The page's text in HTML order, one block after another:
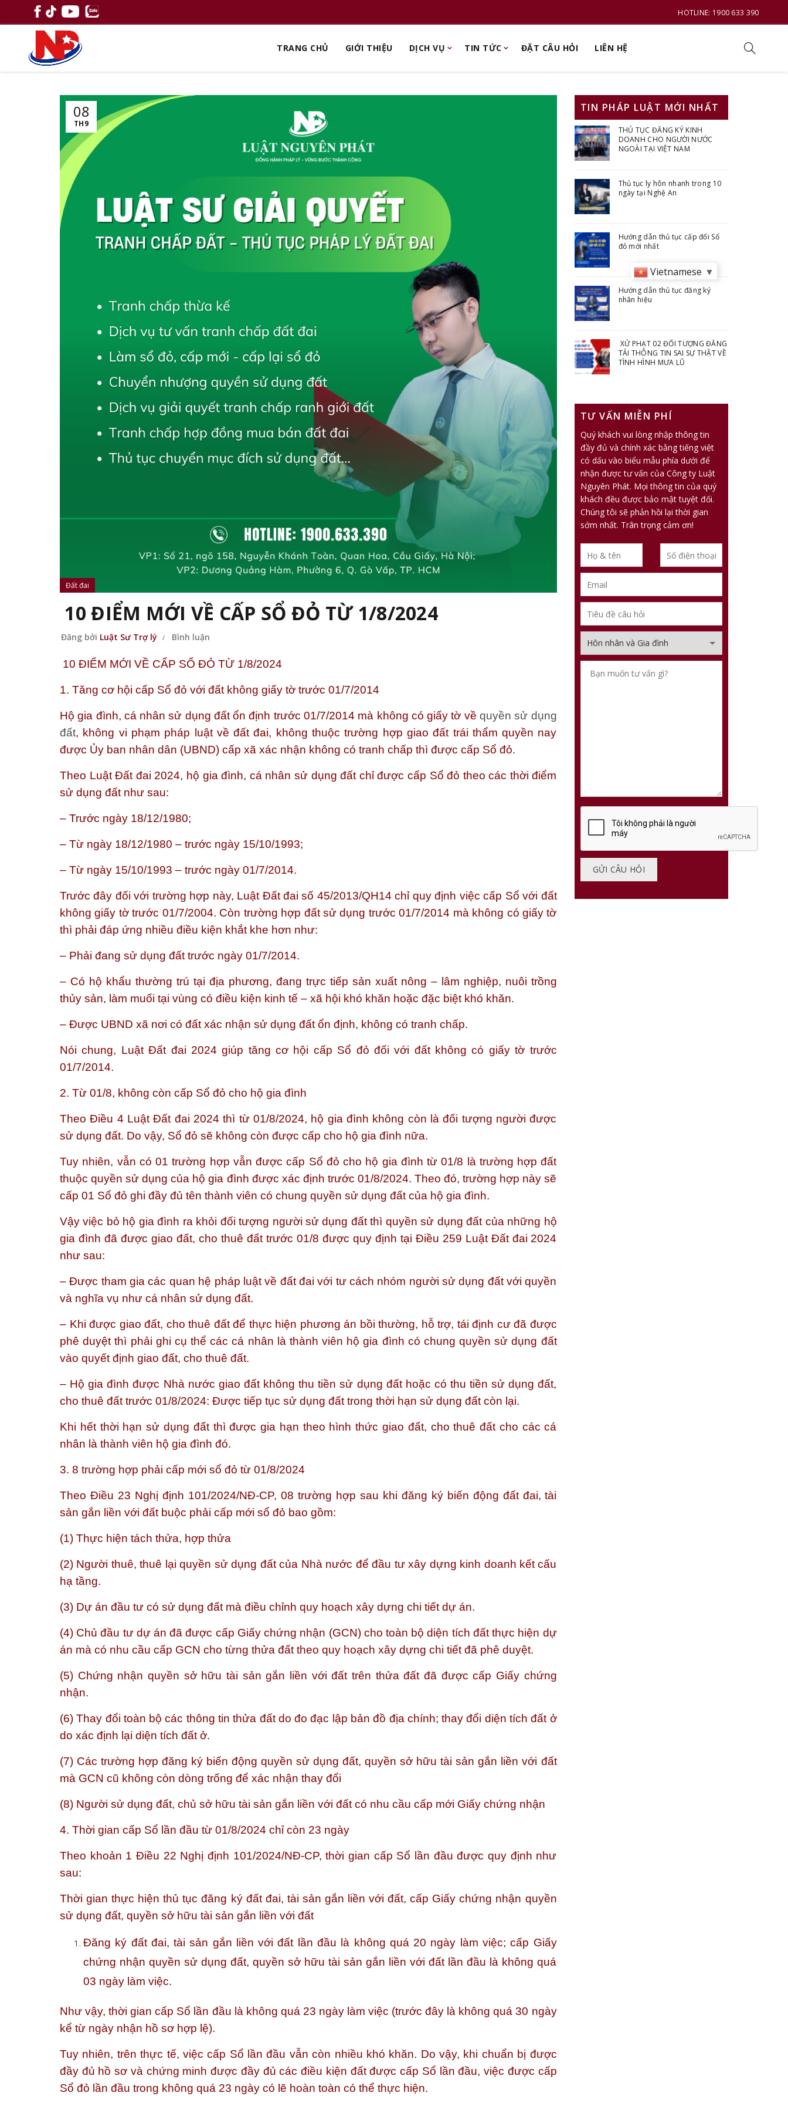
HOTLINE: 1900 633 390
TRANG CHỦ GIỚI THIỆU DỊCH VỤ TIN TỨC ĐẶT CÂU HỎI LIÊN HỆ
08
TH9
Đất đai
10 ĐIỂM MỚI VỀ CẤP SỔ ĐỎ TỪ 1/8/2024
Đăng bởi Luật Sư Trợ lý Bình luận
10 ĐIỂM MỚI VỀ CẤP SỔ ĐỎ TỪ 1/8/2024
1. Tăng cơ hội cấp Sổ đỏ với đất không giấy tờ trước 01/7/2014
Hộ gia đình, cá nhân sử dụng đất ổn định trước 01/7/2014 mà không có giấy tờ về quyền sử dụng
đất, không vi phạm pháp luật về đất đai, không thuộc trường hợp giao đất trái thẩm quyền nay
được Ủy ban nhân dân (UBND) cấp xã xác nhận không có tranh chấp thì được cấp Sổ đỏ.
Theo Luật Đất đai 2024, hộ gia đình, cá nhân sử dụng đất chỉ được cấp Sổ đỏ theo các thời điểm
sử dụng đất như sau:
– Trước ngày 18/12/1980;
– Từ ngày 18/12/1980 – trước ngày 15/10/1993;
– Từ ngày 15/10/1993 – trước ngày 01/7/2014.
Trước đây đối với trường hợp này, Luật Đất đai số 45/2013/QH14 chỉ quy định việc cấp Sổ với đất
không giấy tờ trước 01/7/2004. Còn trường hợp đất sử dụng trước 01/7/2014 mà không có giấy tờ
thì phải đáp ứng nhiều điều kiện khắt khe hơn như:
– Phải đang sử dụng đất trước ngày 01/7/2014.
– Có hộ khẩu thường trú tại địa phương, đang trực tiếp sản xuất nông – lâm nghiệp, nuôi trồng
thủy sản, làm muối tại vùng có điều kiện kinh tế – xã hội khó khăn hoặc đặc biệt khó khăn.
– Được UBND xã nơi có đất xác nhận sử dụng đất ổn định, không có tranh chấp.
Nói chung, Luật Đất đai 2024 giúp tăng cơ hội cấp Sổ đỏ đối với đất không có giấy tờ trước
01/7/2014.
2. Từ 01/8, không còn cấp Sổ đỏ cho hộ gia đình
Theo Điều 4 Luật Đất đai 2024 thì từ 01/8/2024, hộ gia đình không còn là đối tượng người được
sử dụng đất. Do vậy, Sổ đỏ sẽ không còn được cấp cho hộ gia đình nữa.
Tuy nhiên, vẫn có 01 trường hợp vẫn được cấp Sổ đỏ cho hộ gia đình từ 01/8 là trường hợp đất
thuộc quyền sử dụng của hộ gia đình được xác định trước 01/8/2024. Theo đó, trường hợp này sẽ
cấp 01 Sổ đỏ ghi đầy đủ tên thành viên có chung quyền sử dụng đất của hộ gia đình.
Vậy việc bỏ hộ gia đình ra khỏi đối tượng người sử dụng đất thì quyền sử dụng đất của những hộ
gia đình đã được giao đất, cho thuê đất trước 01/8 được quy định tại Điều 259 Luật Đất đai 2024
như sau:
– Được tham gia các quan hệ pháp luật về đất đai với tư cách nhóm người sử dụng đất với quyền
và nghĩa vụ như cá nhân sử dụng đất.
– Khi được giao đất, cho thuê đất để thực hiện phương án bồi thường, hỗ trợ, tái định cư đã được
phê duyệt thì phải ghi cụ thể các cá nhân là thành viên hộ gia đình có chung quyền sử dụng đất
vào quyết định giao đất, cho thuê đất.
– Hộ gia đình được Nhà nước giao đất không thu tiền sử dụng đất hoặc có thu tiền sử dụng đất,
cho thuê đất trước 01/8/2024: Được tiếp tục sử dụng đất trong thời hạn sử dụng đất còn lại.
Khi hết thời hạn sử dụng đất thì được gia hạn theo hình thức giao đất, cho thuê đất cho các cá
nhân là thành viên hộ gia đình đó.
3. 8 trường hợp phải cấp mới sổ đỏ từ 01/8/2024
Theo Điều 23 Nghị định 101/2024/NĐ-CP, 08 trường hợp sau khi đăng ký biến động đất đai, tài
sản gắn liền với đất buộc phải cấp mới sổ đỏ bao gồm:
(1) Thực hiện tách thửa, hợp thửa
(2) Người thuê, thuê lại quyền sử dụng đất của Nhà nước để đầu tư xây dựng kinh doanh kết cấu
hạ tầng.
(3) Dự án đầu tư có sử dụng đất mà điều chỉnh quy hoạch xây dựng chi tiết dự án.
(4) Chủ đầu tư dự án đã được cấp Giấy chứng nhận (GCN) cho toàn bộ diện tích đất thực hiện dự
án mà có nhu cầu cấp GCN cho từng thửa đất theo quy hoạch xây dựng chi tiết đã phê duyệt.
(5) Chứng nhận quyền sở hữu tài sản gắn liền với đất trên thửa đất đã được cấp Giấy chứng
nhận.
(6) Thay đổi toàn bộ các thông tin thửa đất do đo đạc lập bản đồ địa chính; thay đổi diện tích đất ở
do xác định lại diện tích đất ở.
(7) Các trường hợp đăng ký biến động quyền sử dụng đất, quyền sở hữu tài sản gắn liền với đất
mà GCN cũ không còn dòng trống để xác nhận thay đổi
(8) Người sử dụng đất, chủ sở hữu tài sản gắn liền với đất có nhu cầu cấp mới Giấy chứng nhận
4. Thời gian cấp Sổ lần đầu từ 01/8/2024 chỉ còn 23 ngày
Theo khoản 1 Điều 22 Nghị định 101/2024/NĐ-CP, thời gian cấp Sổ lần đầu được quy định như
sau:
Thời gian thực hiện thủ tục đăng ký đất đai, tài sản gắn liền với đất, cấp Giấy chứng nhận quyền
sử dụng đất, quyền sở hữu tài sản gắn liền với đất
Đăng ký đất đai, tài sản gắn liền với đất lần đầu là không quá 20 ngày làm việc; cấp Giấy
chứng nhận quyền sử dụng đất, quyền sở hữu tài sản gắn liền với đất lần đầu là không quá
03 ngày làm việc.
Như vậy, thời gian cấp Sổ lần đầu là không quá 23 ngày làm việc (trước đây là không quá 30 ngày
kể từ ngày nhận hồ sơ hợp lệ).
Tuy nhiên, trên thực tế, việc cấp Sổ lần đầu vẫn còn nhiều khó khăn. Do vậy, khi chuẩn bị được
đầy đủ hồ sơ và chứng minh được đầy đủ các điều kiện đất được cấp Sổ lần đầu, việc được cấp
Sổ đỏ lần đầu trong không quá 23 ngày có lẽ hoàn toàn có thể thực hiện.
TIN PHÁP LUẬT MỚI NHẤT
THỦ TỤC ĐĂNG KÝ KINH
DOANH CHO NGƯỜI NƯỚC
NGOÀI TẠI VIỆT NAM
Thủ tục ly hôn nhanh trong 10
ngày tại Nghệ An
Hướng dẫn thủ tục cấp đổi Sổ
đỏ mới nhất
Hướng dẫn thủ tục đăng ký
nhãn hiệu
XỬ PHẠT 02 ĐỐI TƯỢNG ĐĂNG
TẢI THÔNG TIN SAI SỰ THẬT VỀ
TÌNH HÌNH MƯA LŨ
TƯ VẤN MIỄN PHÍ
Quý khách vui lòng nhập thông tin
đầy đủ và chính xác bằng tiếng việt
có dấu vào biểu mẫu phía dưới để
nhận được tư vấn của Công ty Luật
Nguyên Phát. Mọi thông tin của quý
khách đều được bảo mật tuyệt đối.
Chúng tôi sẽ phản hồi lại thời gian
sớm nhất. Trân trọng cảm ơn!
Vietnamese ▼